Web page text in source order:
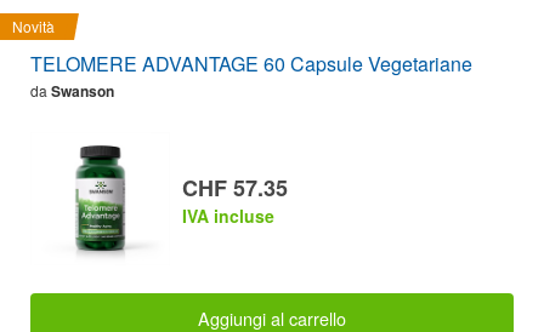
Novità
TELOMERE ADVANTAGE 60 Capsule Vegetariane
da Swanson
CHF 57.35
IVA incluse
Aggiungi al carrello